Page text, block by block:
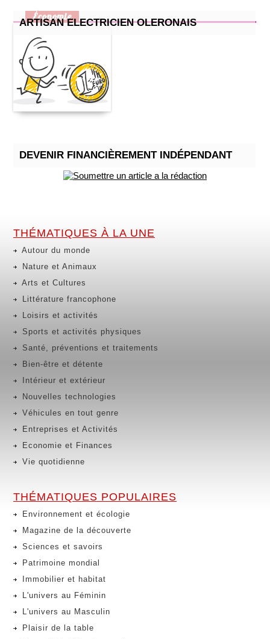
ARTISAN ELECTRICIEN OLERONAIS
Économie
DEVENIR FINANCIÈREMENT INDÉPENDANT
THÉMATIQUES À LA UNE
Autour du monde
Nature et Animaux
Arts et Cultures
Littérature francophone
Loisirs et activités
Sports et activités physiques
Santé, préventions et traitements
Bien-être et détente
Intérieur et extérieur
Nouvelles technologies
Véhicules en tout genre
Entreprises et Activités
Economie et Finances
Vie quotidienne
THÉMATIQUES POPULAIRES
Environnement et écologie
Magazine de la découverte
Sciences et savoirs
Patrimoine mondial
Immobilier et habitat
L'univers au Féminin
L'univers au Masculin
Plaisir de la table